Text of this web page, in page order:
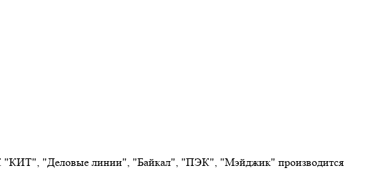
ТК "КИТ", "Деловые линии", "Байкал", "ПЭК", "Мэйджик" производится